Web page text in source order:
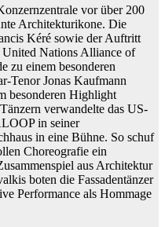
vor über 200
Architekturikone. Die
Kéré sowie der Auftritt
Nations Alliance of
zu einem besonderen
Tenor Jonas Kaufmann
besonderen Highlight
verwandelte das US-
in seiner
in eine Bühne. So schuf
Choreografie ein
aus Architektur
boten die Fassadentänzer
Performance als Hommage